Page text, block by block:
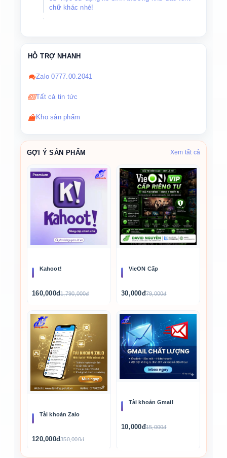
chữ khác nhé!
HỖ TRỢ NHANH
Zalo 0777.00.2041
Tất cả tin tức
Kho sản phẩm
GỢI Ý SẢN PHẨM Xem tất cả
Kahoot!
160,000đ1,790,000đ
VieON Cấp
30,000đ79,000đ
Tài khoản Zalo
120,000đ350,000đ
Tài khoản Gmail
10,000đ15,000đ